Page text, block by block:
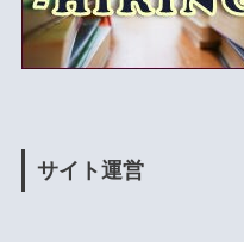
サイト運営